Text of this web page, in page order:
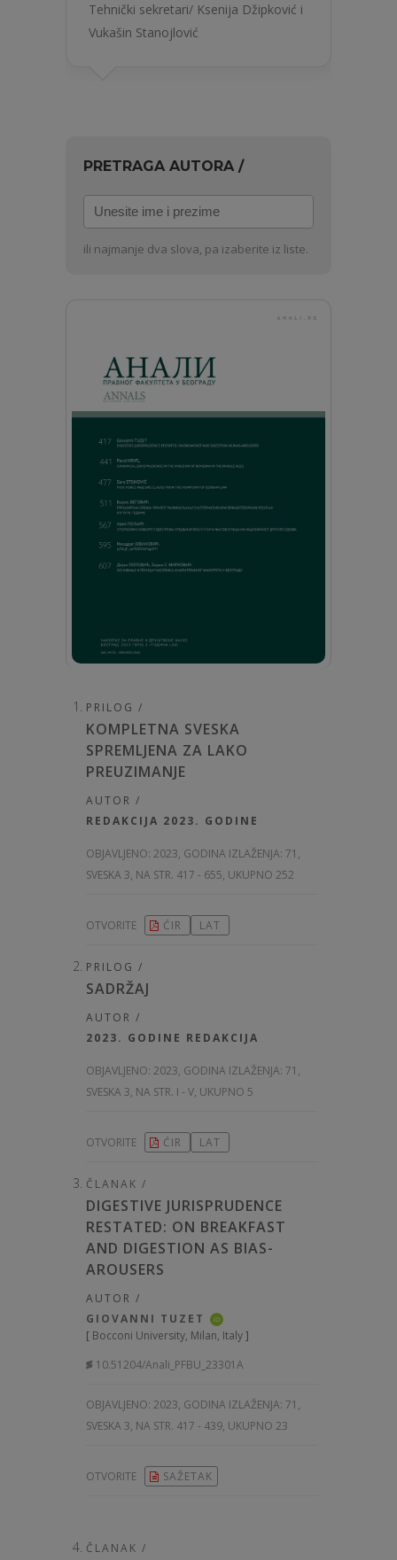
Tehnički sekretari/ Ksenija Džipković i
Vukašin Stanojlović
PRETRAGA AUTORA /
Unesite
ime
iili najmanje dva slova, pa izaberite iz liste.
PRILOG /
KOMPLETNA SVESKA
SPREMLJENA ZA LAKO
PREUZIMANJE
AUTOR /
REDAKCIJA 2023. GODINE
OBJAVLJENO: 2023, GODINA IZLAŽENJA: 71 ,
SVESKA 3, NA STR. 417 - 655, UKUPNO 252
OTVORITE ĆIR LAT
PRILOG /
SADRŽAJ
AUTOR /
2023. GODINE REDAKCIJA
OBJAVLJENO: 2023, GODINA IZLAŽENJA: 71 ,
SVESKA 3, NA STR. I - V, UKUPNO 5
OTVORITE ĆIR LAT
ČLANAK /
DIGESTIVE JURISPRUDENCE
RESTATED: ON BREAKFAST
AND DIGESTION AS BIAS-
AROUSERS
AUTOR /
GIOVANNI TUZET
iD
[ Bocconi University, Milan, Italy]
10.51204/Anali_PFBU_23301A
OBJAVLJENO: 2023, GODINA IZLAŽENJA: 71 ,
SVESKA 3, NA STR. 417 - 439, UKUPNO 23
OTVORITE SAŽETAK
ČLANAK /